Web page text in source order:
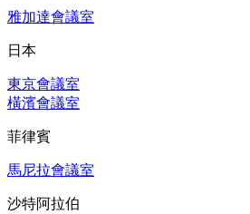
雅加達會議室
日本
東京會議室
橫濱會議室
菲律賓
馬尼拉會議室
沙特阿拉伯